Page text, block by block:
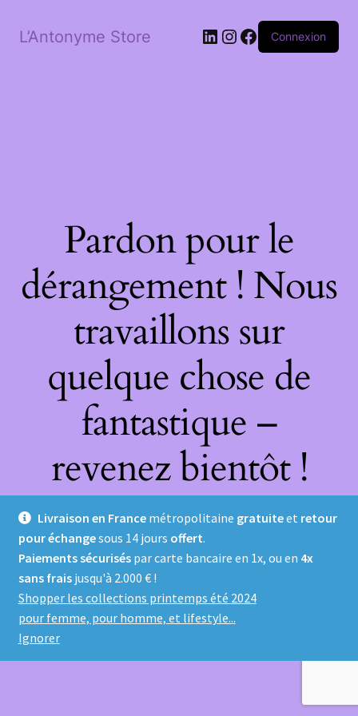
Livraison en France métropolitaine gratuiteet retour
pour échangesous 14 jours offert.
Paiements sécuriséspar carte bancaire en 1x, ou en 4x
sans fraisjusqu'à 2.000 € !
Shopper les collections printemps été 2024
pour femme, pour homme, et lifestyle...
Ignorer
L’Antonyme Store LinkedIn
Instagram
Facebook
Connexion
Pardon pour le
dérangement ! Nous
travaillons sur
quelque chose de
fantastique –
revenez bientôt !